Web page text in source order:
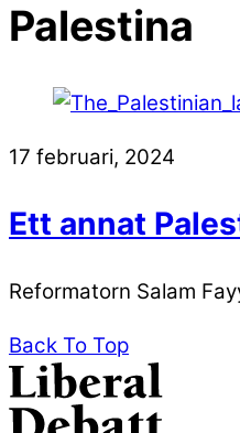
Palestina
17 februari, 2024
Ett annat
Reformatorn Salam
Back To Top